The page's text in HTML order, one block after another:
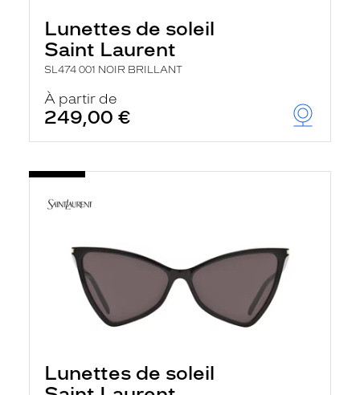
Lunettes de soleil
Saint Laurent
SL474 001 NOIR BRILLANT
À partir de
249,00 €
Lunettes de soleil